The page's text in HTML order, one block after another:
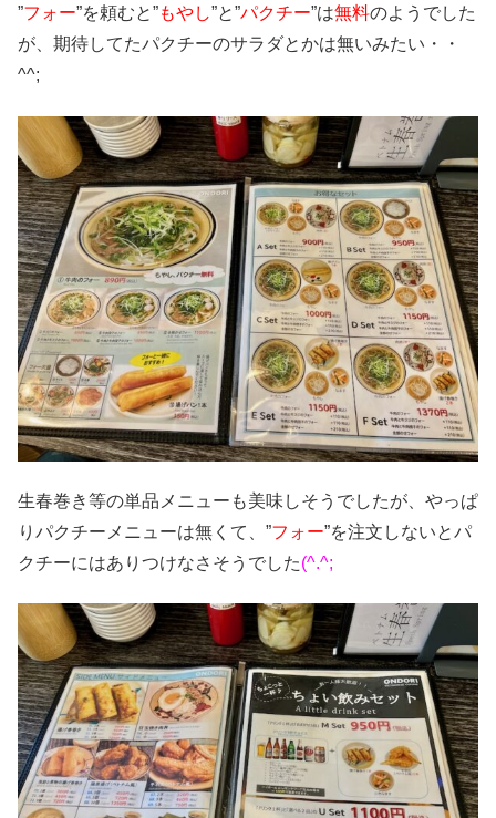
”フォー”を頼むと”もやし”と”パクチー”は無料のようでした
が、期待してたパクチーのサラダとかは無いみたい・・
^^;
生春巻き等の単品メニューも美味しそうでしたが、やっぱ
りパクチーメニューは無くて、”フォー”を注文しないとパ
クチーにはありつけなさそうでした(^.^;